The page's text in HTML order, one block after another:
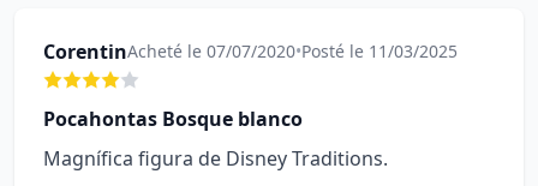
CorentinAcheté le 07/07/2020•Posté le 11/03/2025
Pocahontas Bosque blanco
Magnífica figura de Disney Traditions.